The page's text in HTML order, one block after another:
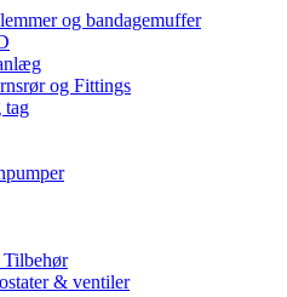
og bandagemuffer
og Fittings
tag
& ventiler